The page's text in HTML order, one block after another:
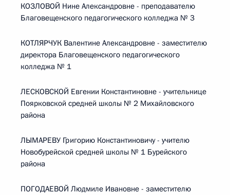
КОЗЛОВОЙ Нине Александровне - преподавателю
Благовещенского педагогического колледжа № 3
КОТЛЯРЧУК Валентине Александровне - заместителю
директора Благовещенского педагогического
колледжа № 1
ЛЕСКОВСКОЙ Евгении Константиновне - учительнице
Поярковской средней школы № 2 Михайловского
района
ЛЫМАРЕВУ Григорию Константиновичу - учителю
Новобурейской средней школы № 1 Бурейского
района
ПОГОДАЕВОЙ Людмиле Ивановне - заместителю